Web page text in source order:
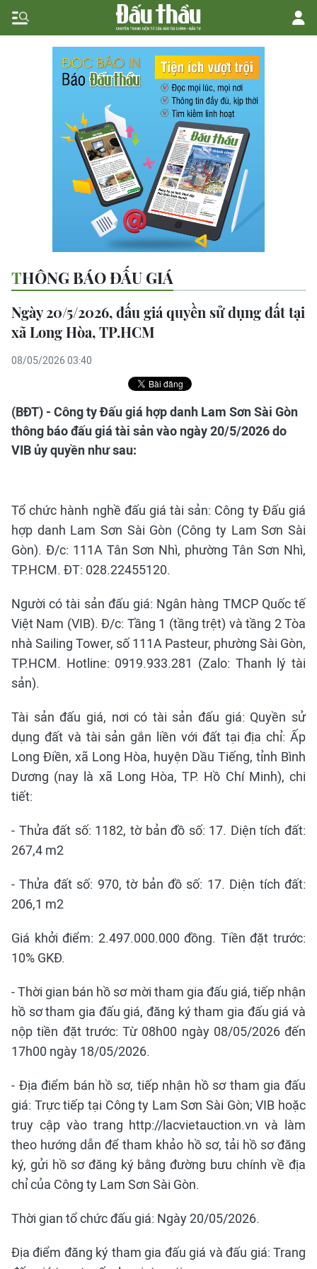
THÔNG BÁO ĐẤU GIÁ
Ngày 20/5/2026, đấu giá quyền sử dụng đất tại
xã Long Hòa, TP.HCM
08/05/2026 03:40
(BĐT) - Công ty Đấu giá hợp danh Lam Sơn Sài Gòn
thông báo đấu giá tài sản vào ngày 20/5/2026 do
VIB ủy quyền như sau:
Tổ chức hành nghề đấu giá tài sản: Công ty Đấu giá
hợp danh Lam Sơn Sài Gòn (Công ty Lam Sơn Sài
Gòn). Đ/c: 111A Tân Sơn Nhì, phường Tân Sơn Nhì,
TP.HCM. ĐT: 028.22455120.
Người có tài sản đấu giá: Ngân hàng TMCP Quốc tế
Việt Nam (VIB). Đ/c: Tầng 1 (tầng trệt) và tầng 2 Tòa
nhà Sailing Tower, số 111A Pasteur, phường Sài Gòn,
TP.HCM. Hotline: 0919.933.281 (Zalo: Thanh lý tài
sản).
Tài sản đấu giá, nơi có tài sản đấu giá: Quyền sử
dụng đất và tài sản gắn liền với đất tại địa chỉ: Ấp
Long Điền, xã Long Hòa, huyện Dầu Tiếng, tỉnh Bình
Dương (nay là xã Long Hòa, TP. Hồ Chí Minh), chi
tiết:
- Thửa đất số: 1182, tờ bản đồ số: 17. Diện tích đất:
267,4 m2
- Thửa đất số: 970, tờ bản đồ số: 17. Diện tích đất:
206,1 m2
Giá khởi điểm: 2.497.000.000 đồng. Tiền đặt trước:
10% GKĐ.
- Thời gian bán hồ sơ mời tham gia đấu giá, tiếp nhận
hồ sơ tham gia đấu giá, đăng ký tham gia đấu giá và
nộp tiền đặt trước: Từ 08h00 ngày 08/05/2026 đến
17h00 ngày 18/05/2026.
- Địa điểm bán hồ sơ, tiếp nhận hồ sơ tham gia đấu
giá: Trực tiếp tại Công ty Lam Sơn Sài Gòn; VIB hoặc
truy cập vào trang http://lacvietauction.vn và làm
theo hướng dẫn để tham khảo hồ sơ, tải hồ sơ đăng
ký, gửi hồ sơ đăng ký bằng đường bưu chính về địa
chỉ của Công ty Lam Sơn Sài Gòn.
Thời gian tổ chức đấu giá: Ngày 20/05/2026.
Địa điểm đăng ký tham gia đấu giá và đấu giá: Trang